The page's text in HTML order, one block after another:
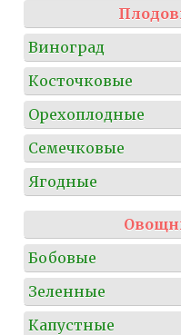
Виноград
Косточковые
Орехоплодные
Семечковые
Ягодные
Бобовые
Зеленные
Капустные